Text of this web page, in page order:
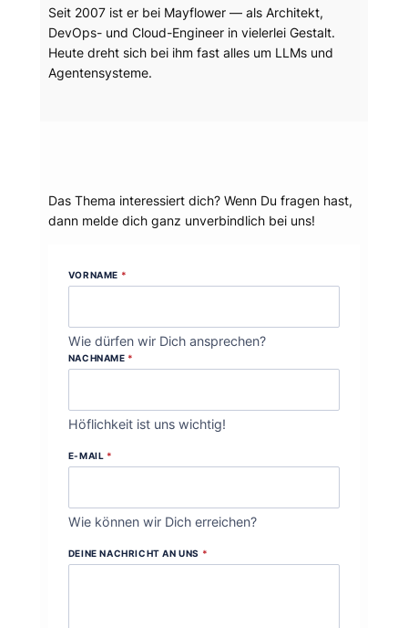
Seit 2007 ist er bei Mayflower — als Architekt,
DevOps- und Cloud-Engineer in vielerlei Gestalt.
Heute dreht sich bei ihm fast alles um LLMs und
Agentensysteme.
Das Thema interessiert dich? Wenn Du fragen hast,
dann melde dich ganz unverbindlich bei uns!
VORNAME *
Wie dürfen wir Dich ansprechen?
NACHNAME *
Höflichkeit ist uns wichtig!
E-MAIL *
Wie können wir Dich erreichen?
DEINE NACHRICHT AN UNS *